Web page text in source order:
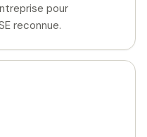
pour
reconnue.